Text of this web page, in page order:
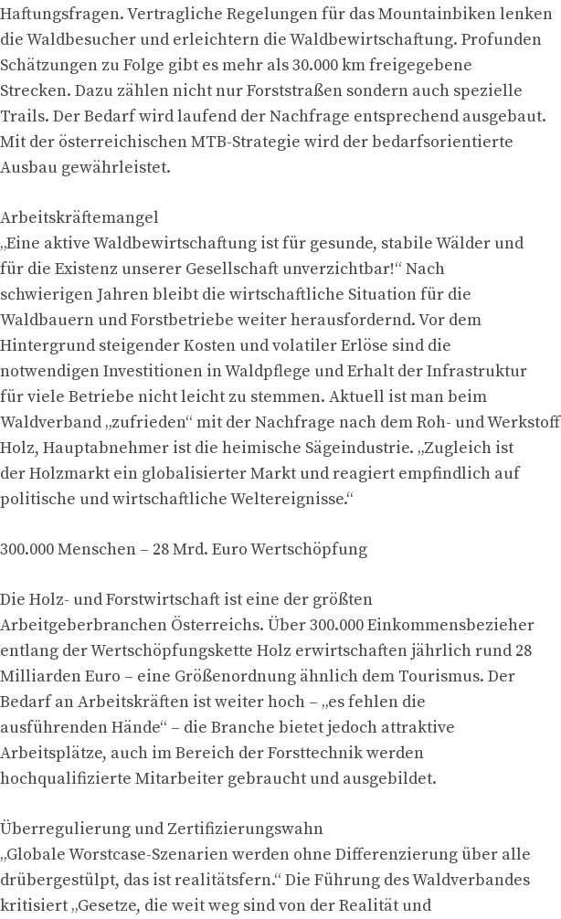
Haftungsfragen. Vertragliche Regelungen für das Mountainbiken lenken
die Waldbesucher und erleichtern die Waldbewirtschaftung. Profunden
Schätzungen zu Folge gibt es mehr als 30.000 km freigegebene
Strecken. Dazu zählen nicht nur Forststraßen sondern auch spezielle
Trails. Der Bedarf wird laufend der Nachfrage entsprechend ausgebaut.
Mit der österreichischen MTB-Strategie wird der bedarfsorientierte
Ausbau gewährleistet.
Arbeitskräftemangel
„Eine aktive Waldbewirtschaftung ist für gesunde, stabile Wälder und
für die Existenz unserer Gesellschaft unverzichtbar!“ Nach
schwierigen Jahren bleibt die wirtschaftliche Situation für die
Waldbauern und Forstbetriebe weiter herausfordernd. Vor dem
Hintergrund steigender Kosten und volatiler Erlöse sind die
notwendigen Investitionen in Waldpflege und Erhalt der Infrastruktur
für viele Betriebe nicht leicht zu stemmen. Aktuell ist man beim
Waldverband „zufrieden“ mit der Nachfrage nach dem Roh- und Werkstoff
Holz, Hauptabnehmer ist die heimische Sägeindustrie. „Zugleich ist
der Holzmarkt ein globalisierter Markt und reagiert empfindlich auf
politische und wirtschaftliche Weltereignisse.“
300.000 Menschen – 28 Mrd. Euro Wertschöpfung
Die Holz- und Forstwirtschaft ist eine der größten
Arbeitgeberbranchen Österreichs. Über 300.000 Einkommensbezieher
entlang der Wertschöpfungskette Holz erwirtschaften jährlich rund 28
Milliarden Euro – eine Größenordnung ähnlich dem Tourismus. Der
Bedarf an Arbeitskräften ist weiter hoch – „es fehlen die
ausführenden Hände“ – die Branche bietet jedoch attraktive
Arbeitsplätze, auch im Bereich der Forsttechnik werden
hochqualifizierte Mitarbeiter gebraucht und ausgebildet.
Überregulierung und Zertifizierungswahn
„Globale Worstcase-Szenarien werden ohne Differenzierung über alle
drübergestülpt, das ist realitätsfern.“ Die Führung des Waldverbandes
kritisiert „Gesetze, die weit weg sind von der Realität und